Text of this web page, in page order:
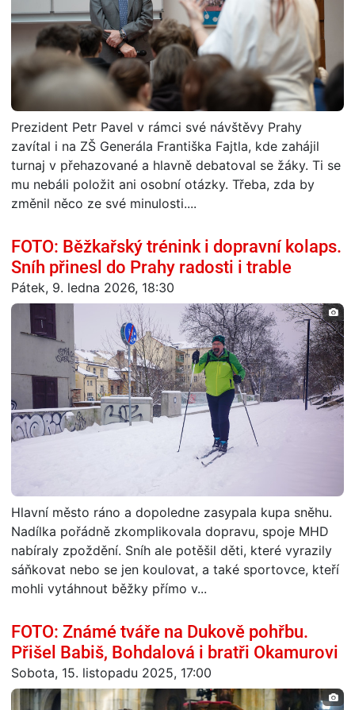
Prezident Petr Pavel v rámci své návštěvy Prahy
zavítal i na ZŠ Generála Františka Fajtla, kde zahájil
turnaj v přehazované a hlavně debatoval se žáky. Ti se
mu nebáli položit ani osobní otázky. Třeba, zda by
změnil něco ze své minulosti....
FOTO: Běžkařský trénink i dopravní kolaps.
Sníh přinesl do Prahy radosti i trable
Pátek, 9. ledna 2026, 18:30
Hlavní město ráno a dopoledne zasypala kupa sněhu.
Nadílka pořádně zkomplikovala dopravu, spoje MHD
nabíraly zpoždění. Sníh ale potěšil děti, které vyrazily
sáňkovat nebo se jen koulovat, a také sportovce, kteří
mohli vytáhnout běžky přímo v...
FOTO: Známé tváře na Dukově pohřbu.
Přišel Babiš, Bohdalová i bratři Okamurovi
Sobota, 15. listopadu 2025, 17:00